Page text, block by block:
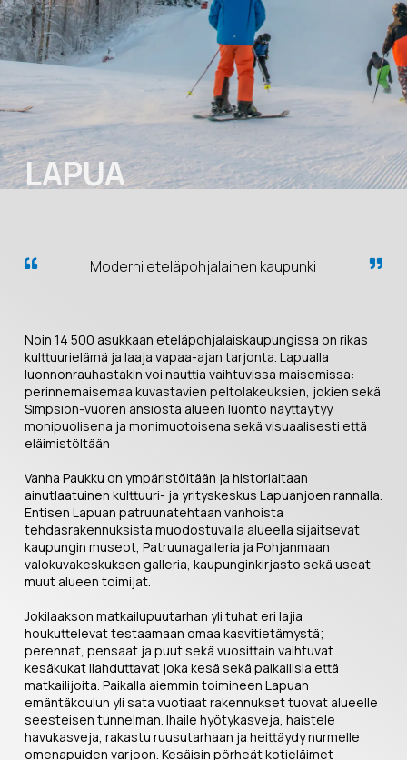
LAPUA
Moderni eteläpohjalainen kaupunki
Noin 14 500 asukkaan eteläpohjalaiskaupungissa on rikas
kulttuurielämä ja laaja vapaa-ajan tarjonta. Lapualla
luonnonrauhastakin voi nauttia vaihtuvissa maisemissa:
perinnemaisemaa kuvastavien peltolakeuksien, jokien sekä
Simpsiön-vuoren ansiosta alueen luonto näyttäytyy
monipuolisena ja monimuotoisena sekä visuaalisesti että
eläimistöltään
Vanha Paukku on ympäristöltään ja historialtaan
ainutlaatuinen kulttuuri- ja yrityskeskus Lapuanjoen rannalla.
Entisen Lapuan patruunatehtaan vanhoista
tehdasrakennuksista muodostuvalla alueella sijaitsevat
kaupungin museot, Patruunagalleria ja Pohjanmaan
valokuvakeskuksen galleria, kaupunginkirjasto sekä useat
muut alueen toimijat.
Jokilaakson matkailupuutarhan yli tuhat eri lajia
houkuttelevat testaamaan omaa kasvitietämystä;
perennat, pensaat ja puut sekä vuosittain vaihtuvat
kesäkukat ilahduttavat joka kesä sekä paikallisia että
matkailijoita. Paikalla aiemmin toimineen Lapuan
emäntäkoulun yli sata vuotiaat rakennukset tuovat alueelle
seesteisen tunnelman. Ihaile hyötykasveja, haistele
havukasveja, rakastu ruusutarhaan ja heittäydy nurmelle
omenapuiden varjoon. Kesäisin pörheät kotieläimet